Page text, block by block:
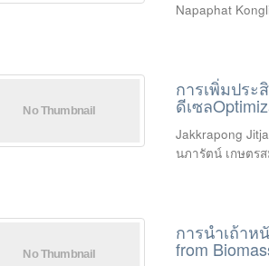
Napaphat
การเพิ่มประ
ดีเซล
Jakkrapong
นภารัตน์ เกษตร
การนำเถ้าห
from